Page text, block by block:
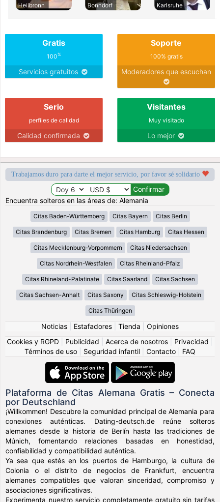
Heilbronn
Bonndorf
Karlsruhe
Gratis
100%
Servicios gratuitos
Soporte
100% gratis
Moderadores que escuchan
Serio
perfiles de calidad
Calidad confirmada
Visitantes
Muy visitado
Lo mejor
Trabajamos duro para darte el mejor servicio, por favor sé solidario
Encuentra solteros en las áreas de: Alemania
Citas Baden-Württemberg Citas Bayern Citas Berlin
Citas Brandenburg Citas Bremen Citas Hamburg Citas Hessen
Citas Mecklenburg-Vorpommern Citas Niedersachsen
Citas Nordrhein-Westfalen Citas Rheinland-Pfalz
Citas Rhineland-Palatinate Citas Saarland Citas Sachsen
Citas Sachsen-Anhalt Citas Saxony Citas Schleswig-Holstein
Citas Thüringen
Noticias Estafadores Tienda
Opiniones
Cookies y RGPD
Publicidad Acerca de nosotros Privacidad
Términos de uso
Seguridad infantil Contacto FAQ
Plataforma de Citas Alemana Gratis – Conecta
por Deutschland
¡Willkommen! Descubre la comunidad principal de Alemania para
conexiones auténticas. Dating-deutsch.de reúne solteros
alemanes desde la historia de Berlín hasta las tradiciones de
Múnich, fomentando relaciones basadas en honestidad,
confiabilidad y compatibilidad auténtica.
Ya sea que estés en los puertos de Hamburgo, la cultura de
Colonia o el distrito de negocios de Frankfurt, encuentra
alemanes compatibles que valoran sinceridad, compromiso y
asociaciones significativas.
Experimenta nuestro servicio completamente gratuito sin tarifas